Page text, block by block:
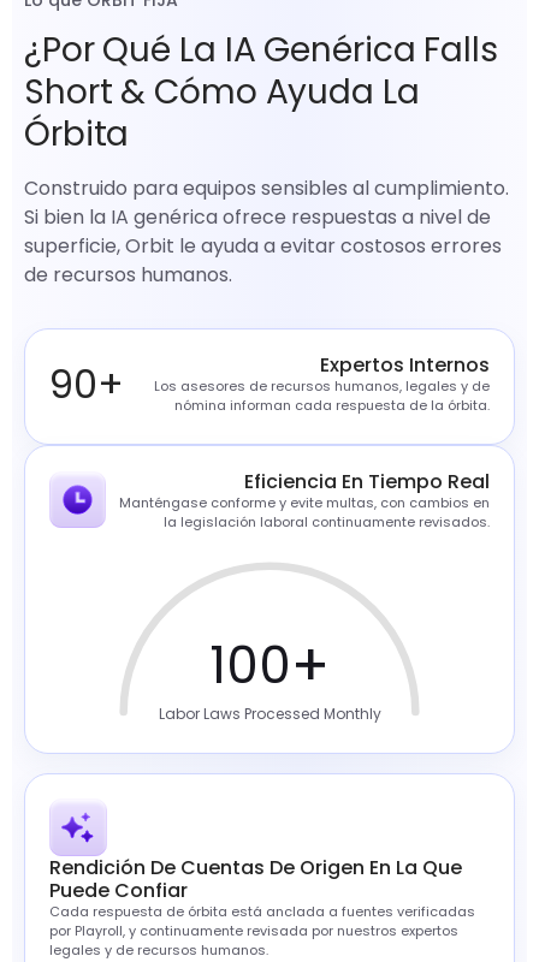
¿Por Qué La IA Genérica Falls
Short & Cómo Ayuda La
Órbita
Construido para equipos sensibles al cumplimiento.
Si bien la IA genérica ofrece respuestas a nivel de
superficie, Orbit le ayuda a evitar costosos errores
de recursos humanos.
90+ Expertos Internos
Los asesores de recursos humanos, legales y de
nómina informan cada respuesta de la órbita.
Eficiencia En Tiempo Real
Manténgase conforme y evite multas, con cambios en
la legislación laboral continuamente revisados.
100+
Labor Laws Processed Monthly
Rendición De Cuentas De Origen En La Que
Puede Confiar
Cada respuesta de órbita está anclada a fuentes verificadas
por Playroll, y continuamente revisada por nuestros expertos
legales y de recursos humanos.